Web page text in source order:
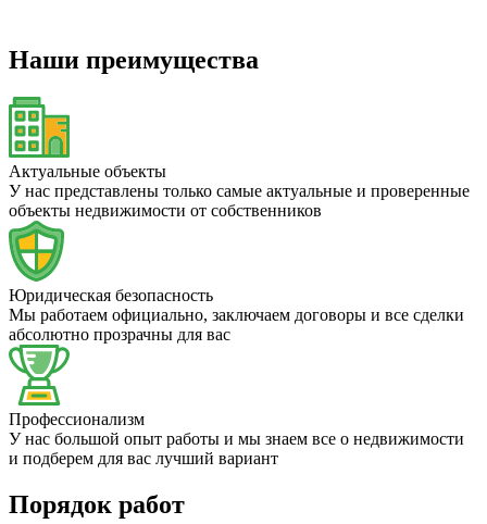
Наши преимущества
Актуальные объекты
У нас представлены только самые актуальные и проверенные
объекты недвижимости от собственников
Юридическая безопасность
Мы работаем официально, заключаем договоры и все сделки
абсолютно прозрачны для вас
Профессионализм
У нас большой опыт работы и мы знаем все о недвижимости
и подберем для вас лучший вариант
Порядок работ